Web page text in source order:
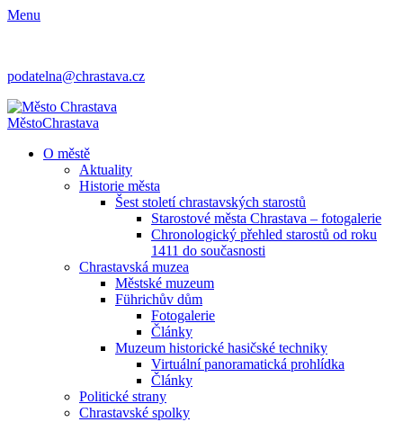
Menu
podatelna@chrastava.cz
MěstoChrastava
O městě
Aktuality
Historie města
Šest století chrastavských starostů
Starostové města Chrastava – fotogalerie
Chronologický přehled starostů od roku
1411 do současnosti
Chrastavská muzea
Městské muzeum
Führichův dům
Fotogalerie
Články
Muzeum historické hasičské techniky
Virtuální panoramatická prohlídka
Články
Politické strany
Chrastavské spolky